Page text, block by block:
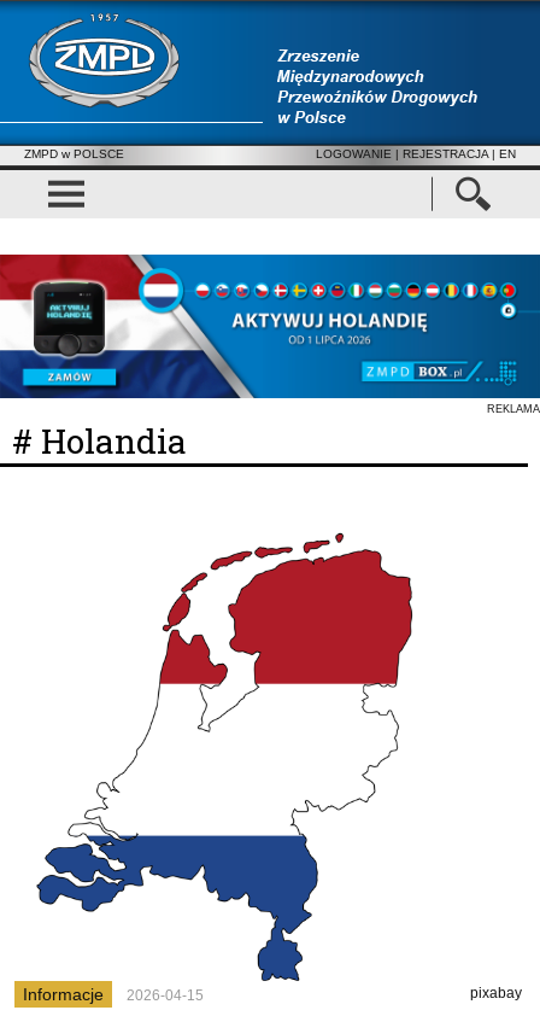
ZMPD w POLSCE LOGOWANIE | REJESTRACJA | EN
REKLAMA
# Holandia
Informacje 2026-04-15 pixabay